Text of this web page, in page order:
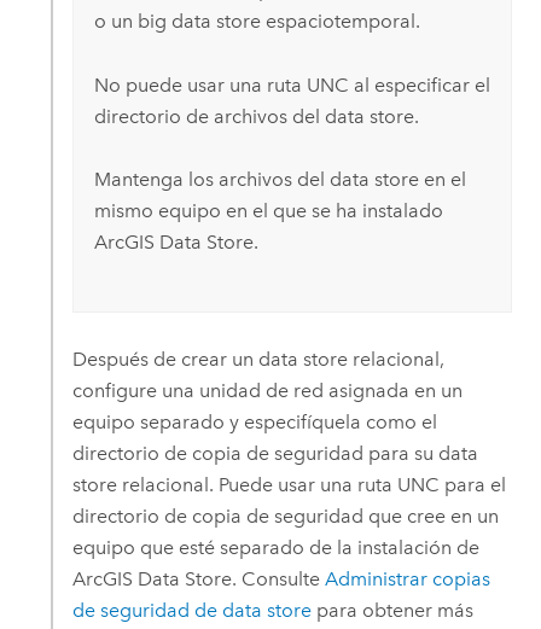
o un big data store espaciotemporal.
No puede usar una ruta UNC al especificar el
directorio de archivos del data store.
Mantenga los archivos del data store en el
mismo equipo en el que se ha instalado
ArcGIS Data Store.
Después de crear un data store relacional,
configure una unidad de red asignada en un
equipo separado y especifíquela como el
directorio de copia de seguridad para su data
store relacional. Puede usar una ruta UNC para el
directorio de copia de seguridad que cree en un
equipo que esté separado de la instalación de
ArcGIS Data Store. Consulte Administrar copias
de seguridad de data storepara obtener más